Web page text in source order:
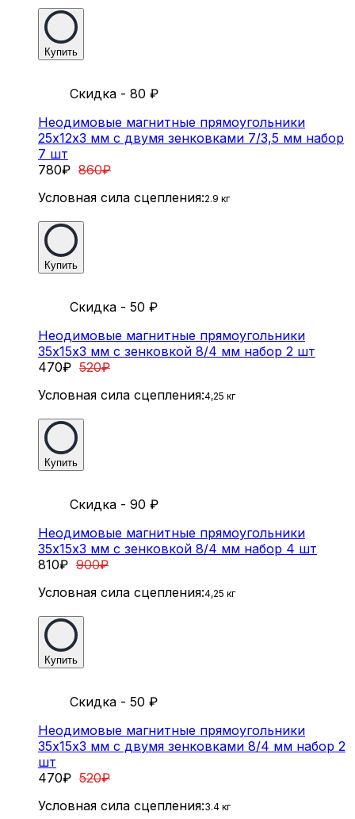
Купить
Скидка - 80 ₽
Неодимовые магнитные прямоугольники
25х12х3 мм с двумя зенковками 7/3,5 мм набор
7 шт
780₽ 860₽
Условная сила сцепления:2.9 кг
Купить
Скидка - 50 ₽
Неодимовые магнитные прямоугольники
35х15х3 мм с зенковкой 8/4 мм набор 2 шт
470₽ 520₽
Условная сила сцепления:4,25 кг
Купить
Скидка - 90 ₽
Неодимовые магнитные прямоугольники
35х15х3 мм с зенковкой 8/4 мм набор 4 шт
810₽ 900₽
Условная сила сцепления:4,25 кг
Купить
Скидка - 50 ₽
Неодимовые магнитные прямоугольники
35х15х3 мм с двумя зенковками 8/4 мм набор 2
шт
470₽ 520₽
Условная сила сцепления:3.4 кг